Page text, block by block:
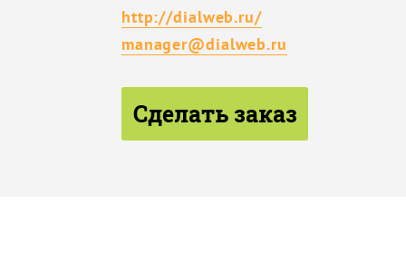
http://dialweb.ru/
manager@dialweb.ru
Сделать заказ